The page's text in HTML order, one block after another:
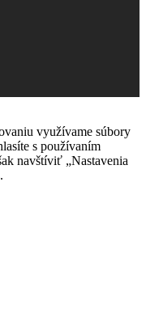
využívame súbory
s používaním
navštíviť „Nastavenia